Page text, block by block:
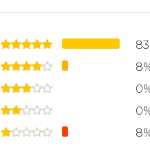
como una figura clave